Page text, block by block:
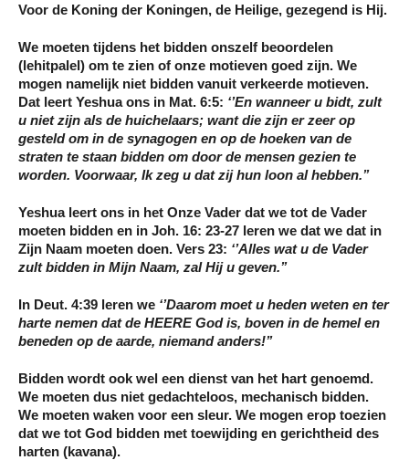
Voor de Koning der Koningen, de Heilige, gezegend is Hij.
We moeten tijdens het bidden onszelf beoordelen
(lehitpalel) om te zien of onze motieven goed zijn. We
mogen namelijk niet bidden vanuit verkeerde motieven.
Dat leert Yeshua ons in Mat. 6:5: ‘’En wanneer u bidt, zult
u niet zijn als de huichelaars; want die zijn er zeer op
gesteld om in de synagogen en op de hoeken van de
straten te staan bidden om door de mensen gezien te
worden. Voorwaar, Ik zeg u dat zij hun loon al hebben.’’
Yeshua leert ons in het Onze Vader dat we tot de Vader
moeten bidden en in Joh. 16: 23-27 leren we dat we dat in
Zijn Naam moeten doen. Vers 23: ‘’Alles wat u de Vader
zult bidden in Mijn Naam, zal Hij u geven.’’
In Deut. 4:39 leren we ‘’Daarom moet u heden weten en ter
harte nemen dat de HEERE God is, boven in de hemel en
beneden op de aarde, niemand anders!’’
Bidden wordt ook wel een dienst van het hart genoemd.
We moeten dus niet gedachteloos, mechanisch bidden.
We moeten waken voor een sleur. We mogen erop toezien
dat we tot God bidden met toewijding en gerichtheid des
harten (kavana).